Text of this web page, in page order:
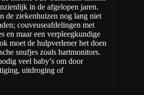
in de afgelopen jaren.
de ziekenhuizen nog lang niet
couveuseafdelingen met
en maar een verpleegkundige
moet de hulpverlener het doen
snufjes zoals hartmonitors.
veel baby’s om door
uitdroging of